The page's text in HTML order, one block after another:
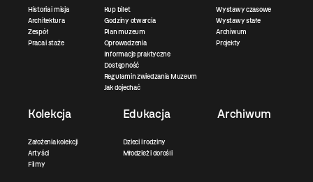
Historia i misja
Architektura
Zespół
Praca i staże
Kup bilet
Godziny otwarcia
Plan muzeum
Oprowadzenia
Informacje praktyczne
Dostępność
Regulamin zwiedzania Muzeum
Jak dojechać
Wystawy czasowe
Wystawy stałe
Archiwum
Projekty
Kolekcja
Założenia kolekcji
Artyści
Filmy
Edukacja
Dzieci i rodziny
Młodzież i dorośli
Archiwum